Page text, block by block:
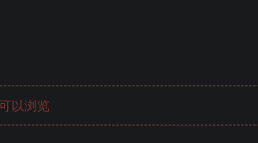
以浏览